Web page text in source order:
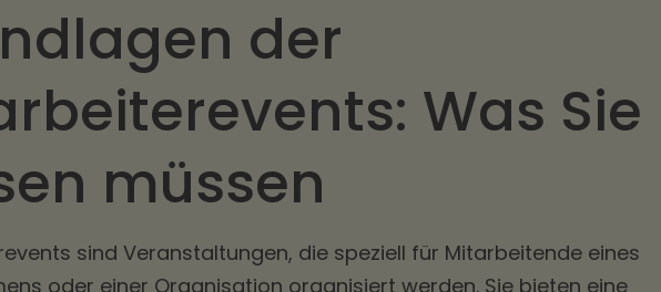
der
Was Sie
müssen
sind Veranstaltungen, die speziell für Mitarbeitende eines
oder einer Organisation organisiert werden. Sie bieten eine